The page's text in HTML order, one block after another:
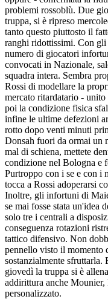
problemi rossoblù. Due
truppa, si è ripreso
tanto questo piuttosto il
ranghi ridottissimi. Con
numero di giocatori
convocati in Nazionale,
squadra intera. Sembra
Rossi di modellare la
mercato ritardatario -
poi la condizione fisica
infine le ultime defezioni
rotto dopo venti minuti
Donsah fuori da ormai un
mal di schiena, mettete
condizione nel Bologna e
Purtroppo con i se e con i
tocca a Rossi adoperarsi
Inoltre, gli infortuni di
se mai fosse stata un'idea
solo tre i centrali a
conseguenza rotazioni
tattico difensivo. Non
pennello visto il momento
sostanzialmente sfruttarla.
giovedì la truppa si è
addirittura anche
personalizzato.